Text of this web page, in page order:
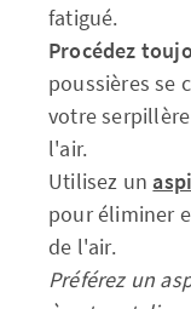
fatigué.
Procédez
poussières se
votre
l'air.
Utilisez un
pour éliminer
de l'air.
Préférez un